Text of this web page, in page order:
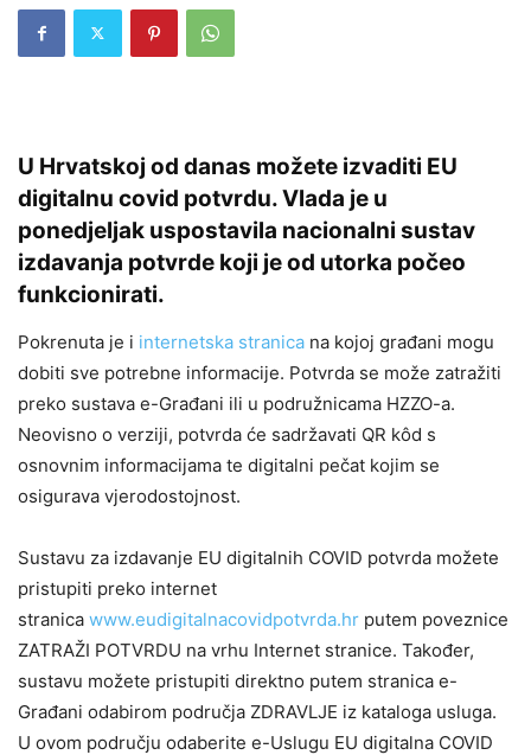
U Hrvatskoj od danas možete izvaditi EU
digitalnu covid potvrdu. Vlada je u
ponedjeljak uspostavila nacionalni sustav
izdavanja potvrde koji je od utorka počeo
funkcionirati.
Pokrenuta je i internetska stranica na kojoj građani mogu
dobiti sve potrebne informacije. Potvrda se može zatražiti
preko sustava e-Građani ili u podružnicama HZZO-a.
Neovisno o verziji, potvrda će sadržavati QR kôd s
osnovnim informacijama te digitalni pečat kojim se
osigurava vjerodostojnost.
Sustavu za izdavanje EU digitalnih COVID potvrda možete
pristupiti preko internet
stranica www.eudigitalnacovidpotvrda.hr putem poveznice
ZATRAŽI POTVRDU na vrhu Internet stranice. Također,
sustavu možete pristupiti direktno putem stranica e-
Građani odabirom područja ZDRAVLJE iz kataloga usluga.
U ovom području odaberite e-Uslugu EU digitalna COVID